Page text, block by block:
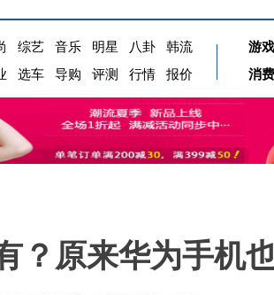
综艺 音乐 明星 八卦
韩流
选车 导购 评测 行情 报价
游戏
消费
？原来华为手机